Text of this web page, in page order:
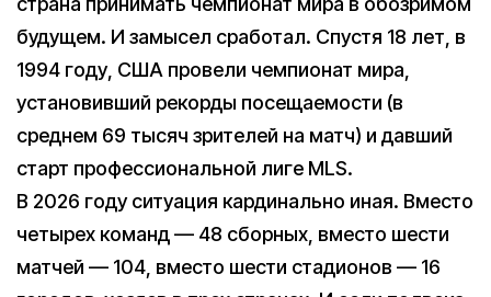
будущем. И замысел сработал. Спустя 18 лет, в
1994 году, США провели чемпионат мира,
установивший рекорды посещаемости (в
среднем 69 тысяч зрителей на матч) и давший
старт профессиональной лиге MLS.
В 2026 году ситуация кардинально иная. Вместо
четырех команд — 48 сборных, вместо шести
матчей — 104, вместо шести стадионов — 16